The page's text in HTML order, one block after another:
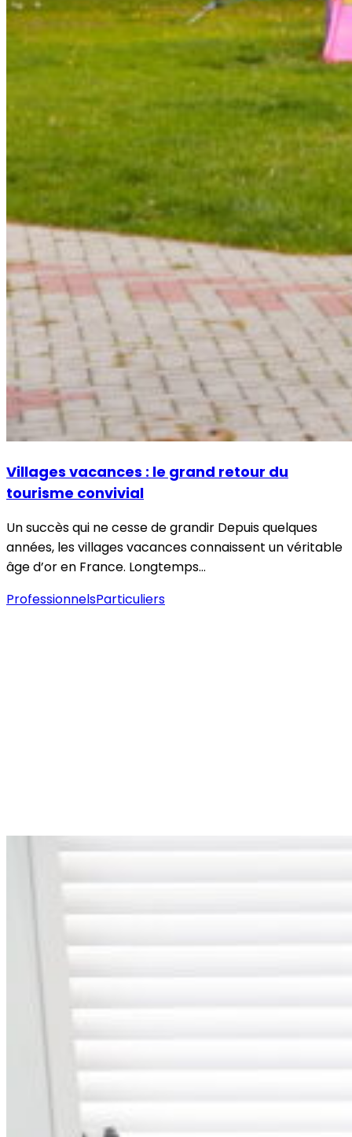
Villages vacances : le grand retour du
tourisme convivial
Un succès qui ne cesse de grandir Depuis quelques
années, les villages vacances connaissent un véritable
âge d’or en France. Longtemps…
ProfessionnelsParticuliers